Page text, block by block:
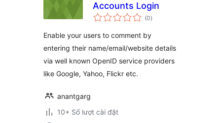
Accounts Login
(0tổng
đánh
)
Enable your users to comment by
entering their name/email/website details
via well known OpenID service providers
like Google, Yahoo, Flickr etc.
anantgarg
10+ Số lượt cài đặt